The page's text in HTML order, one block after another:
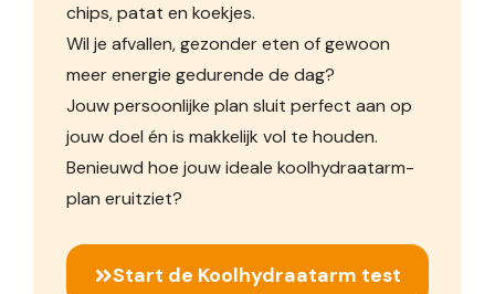
chips, patat en koekjes.
Wil je afvallen, gezonder eten of gewoon
meer energie gedurende de dag?
Jouw persoonlijke plan sluit perfect aan op
jouw doel én is makkelijk vol te houden.
Benieuwd hoe jouw ideale koolhydraatarm-
plan eruitziet?
Start de Koolhydraatarm test